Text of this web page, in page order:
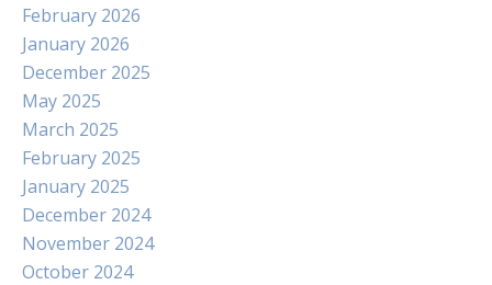
February 2026
January 2026
December 2025
May 2025
March 2025
February 2025
January 2025
December 2024
November 2024
October 2024